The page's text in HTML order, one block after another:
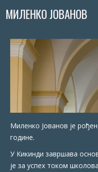
МИЛЕНКО ЈОВАНОВ
Миленко Јованов је
године.
У Кикинди завршава
је за успех током